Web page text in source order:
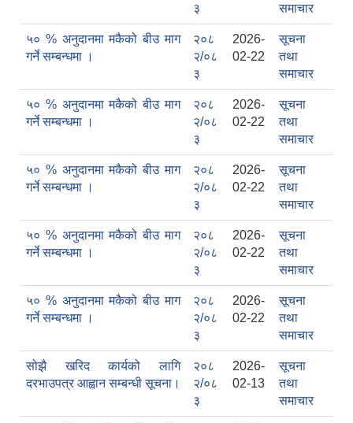
३
समाचार
५० % अनुदानमा मकैको बीउ माग
गर्ने सम्बन्धमा ।
२०८
२/०८
३
2026-
02-22
सूचना
तथा
समाचार
५० % अनुदानमा मकैको बीउ माग
गर्ने सम्बन्धमा ।
२०८
२/०८
३
2026-
02-22
सूचना
तथा
समाचार
५० % अनुदानमा मकैको बीउ माग
गर्ने सम्बन्धमा ।
२०८
२/०८
३
2026-
02-22
सूचना
तथा
समाचार
५० % अनुदानमा मकैको बीउ माग
गर्ने सम्बन्धमा ।
२०८
२/०८
३
2026-
02-22
सूचना
तथा
समाचार
५० % अनुदानमा मकैको बीउ माग
गर्ने सम्बन्धमा ।
२०८
२/०८
३
2026-
02-22
सूचना
तथा
समाचार
सोझै खरिद कार्यको लागि
दरभाउपत्र आह्वान सम्बन्धी सूचना।
२०८
२/०८
३
2026-
02-13
सूचना
तथा
समाचार